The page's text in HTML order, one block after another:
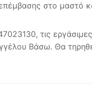
στο μαστό
τις
Βάσω. Θα